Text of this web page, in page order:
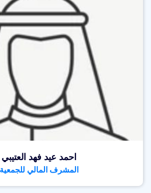
احمد عيد فهد العتيبي
المشرف المالي للجمعية